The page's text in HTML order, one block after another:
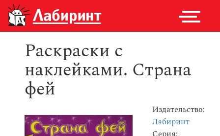
Раскраски с
наклейками. Страна
фей
Издательство:
Лабиринт